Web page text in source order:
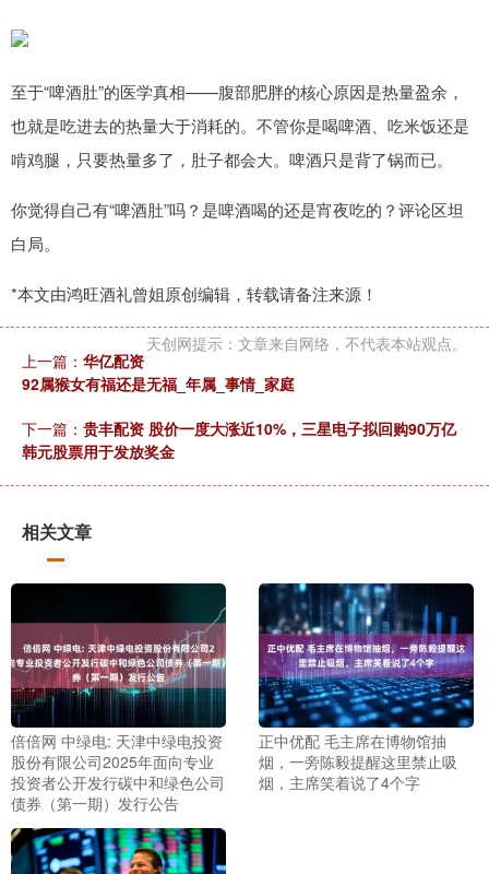
至于“啤酒肚”的医学真相——腹部肥胖的核心原因是热量盈余，
也就是吃进去的热量大于消耗的。不管你是喝啤酒、吃米饭还是
啃鸡腿，只要热量多了，肚子都会大。啤酒只是背了锅而已。
你觉得自己有“啤酒肚”吗？是啤酒喝的还是宵夜吃的？评论区坦
白局。
*本文由鸿旺酒礼曾姐原创编辑，转载请备注来源！
天创网提示：文章来自网络，不代表本站观点。
上一篇： 华亿配资
92属猴女有福还是无福_年属_事情_家庭
下一篇： 贵丰配资 股价一度大涨近10%，三星电子拟回购90万亿
韩元股票用于发放奖金
相关文章
倍倍网 中绿电: 天津中绿电投资
股份有限公司2025年面向专业
投资者公开发行碳中和绿色公司
债券（第一期）发行公告
正中优配 毛主席在博物馆抽
烟，一旁陈毅提醒这里禁止吸
烟，主席笑着说了4个字